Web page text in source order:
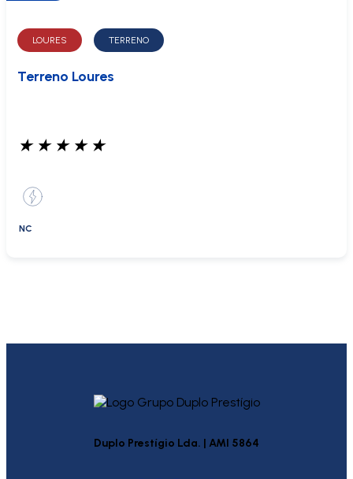
LOURES TERRENO
Terreno Loures
★ ★ ★ ★ ★
NC
Duplo Prestígio Lda. | AMI 5864